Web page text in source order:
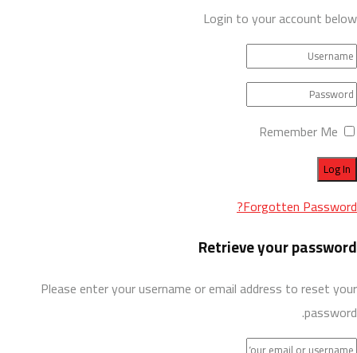
Login to your account below
Remember Me
Forgotten Password?
Retrieve your password
Please enter your username or email address to reset your
password.